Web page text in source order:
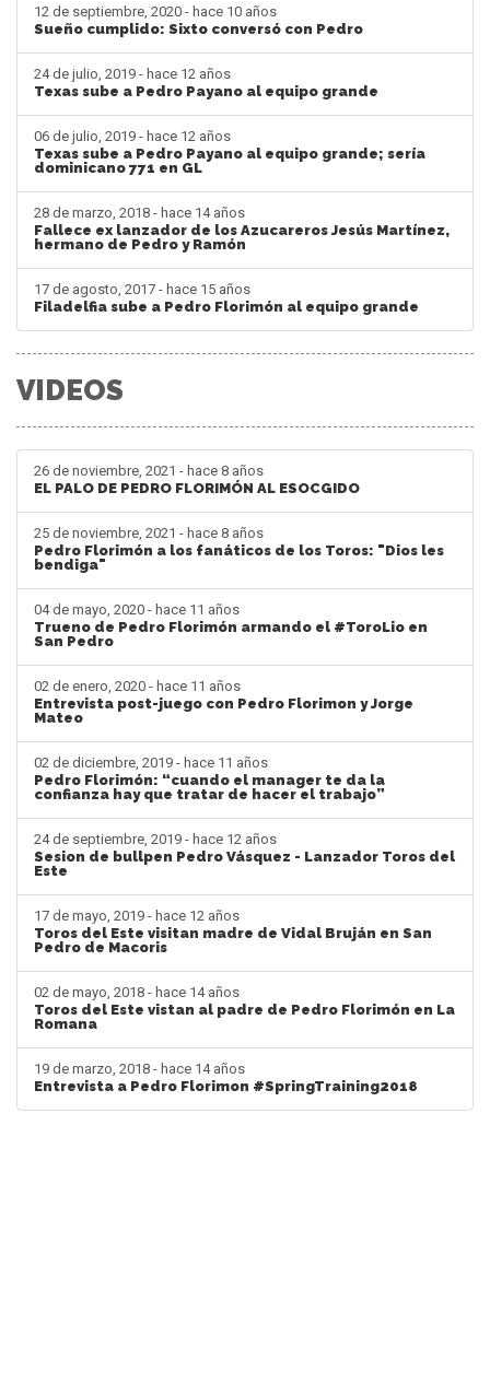
12 de septiembre, 2020 - hace 10 años
Sueño cumplido: Sixto conversó con Pedro
24 de julio, 2019 - hace 12 años
Texas sube a Pedro Payano al equipo grande
06 de julio, 2019 - hace 12 años
Texas sube a Pedro Payano al equipo grande; sería
dominicano 771 en GL
28 de marzo, 2018 - hace 14 años
Fallece ex lanzador de los Azucareros Jesús Martínez,
hermano de Pedro y Ramón
17 de agosto, 2017 - hace 15 años
Filadelfia sube a Pedro Florimón al equipo grande
VIDEOS
26 de noviembre, 2021 - hace 8 años
EL PALO DE PEDRO FLORIMÓN AL ESOCGIDO
25 de noviembre, 2021 - hace 8 años
Pedro Florimón a los fanáticos de los Toros: "Dios les
bendiga"
04 de mayo, 2020 - hace 11 años
Trueno de Pedro Florimón armando el #ToroLio en
San Pedro
02 de enero, 2020 - hace 11 años
Entrevista post-juego con Pedro Florimon y Jorge
Mateo
02 de diciembre, 2019 - hace 11 años
Pedro Florimón: “cuando el manager te da la
confianza hay que tratar de hacer el trabajo”
24 de septiembre, 2019 - hace 12 años
Sesion de bullpen Pedro Vásquez - Lanzador Toros del
Este
17 de mayo, 2019 - hace 12 años
Toros del Este visitan madre de Vidal Bruján en San
Pedro de Macoris
02 de mayo, 2018 - hace 14 años
Toros del Este vistan al padre de Pedro Florimón en La
Romana
19 de marzo, 2018 - hace 14 años
Entrevista a Pedro Florimon #SpringTraining2018